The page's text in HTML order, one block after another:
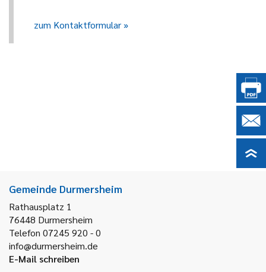
zum Kontaktformular
Gemeinde Durmersheim
Rathausplatz 1
76448 Durmersheim
Telefon 07245 920 - 0
info@durmersheim.de
E-Mail schreiben